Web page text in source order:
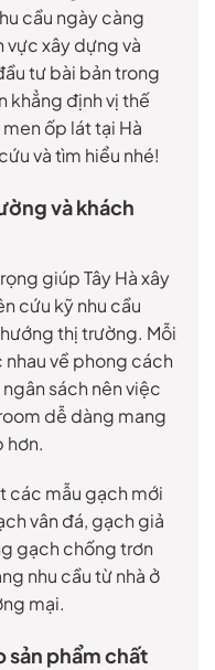
cầu ngày càng
vực xây dựng và
tư bài bản trong
khẳng định vị thế
ốp lát tại Hà
và tìm hiểu nhé!
và khách
giúp Tây Hà xây
cứu kỹ nhu cầu
thị trường. Mỗi
về phong cách
sách nên việc
dễ dàng mang
hơn.
các mẫu gạch mới
vân đá, gạch giả
gạch chống trơn
nhu cầu từ nhà ở
mại.
sản phẩm chất